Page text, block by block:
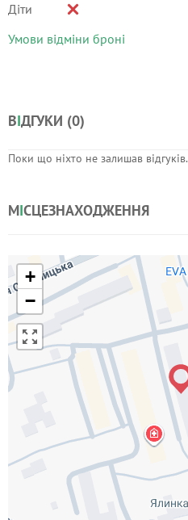
Діти
Умови відміни броні
ВІДГУКИ (0)
Поки що ніхто не залишав відгуків.
МІСЦЕЗНАХОДЖЕННЯ
+
−